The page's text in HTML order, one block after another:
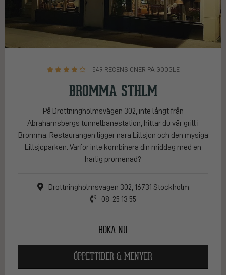
549 RECENSIONER PÅ GOOGLE
BROMMA STHLM
På Drottningholmsvägen 302, inte långt från
Abrahamsbergs tunnelbanestation, hittar du vår grill i
Bromma. Restaurangen ligger nära Lillsjön och den mysiga
Lillsjöparken. Varför inte kombinera din middag med en
härlig promenad?
Drottningholmsvägen 302, 16731 Stockholm
08-25 13 55
BOKA NU
ÖPPETTIDER & MENYER